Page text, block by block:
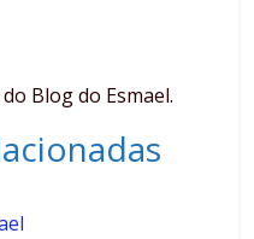
Blog do Esmael.